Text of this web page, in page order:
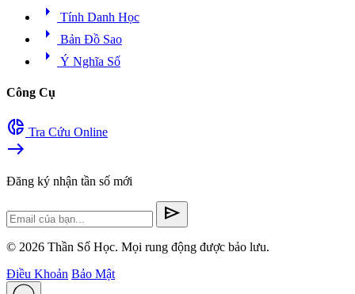
arrow_right Tính Danh Học
arrow_right Bản Đồ Sao
arrow_right Ý Nghĩa Số
Công Cụ
donut_small Tra Cứu Online
east
Đăng ký nhận tần số mới
send
© 2026 Thần Số Học. Mọi rung động được bảo lưu.
Điều Khoản Bảo Mật